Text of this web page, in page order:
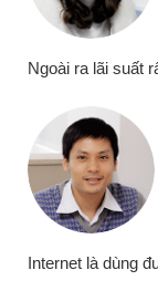
Ngoài ra lãi suất
Internet là dùng